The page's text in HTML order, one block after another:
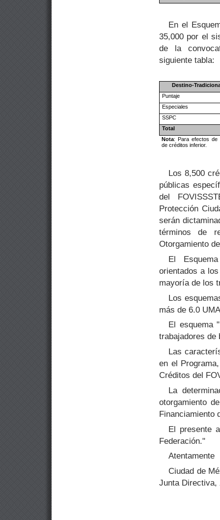
En el
35,000 por el
de la
siguiente tabla:
Destino-
Puntaje
Especiales
SSPC
Total
Nota: Para efectos de
de créditos inferior.
Los 8,500
públicas
del
Protección
serán
términos de
Otorgamiento
El
orientados a
mayoría de los
Los
más de 6.0
El esquema
trabajadores de
Las
en el
Créditos del
La
otorgamiento
Financiamiento
El presente
Federación."
Atentamente
Ciudad de
Junta Directiva,